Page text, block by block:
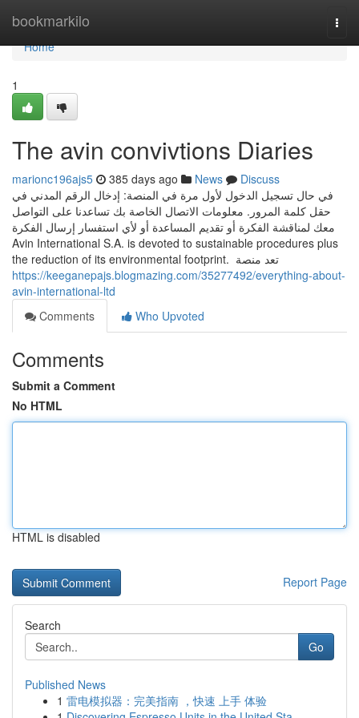
bookmarkilo
Home
Home
1
The avin convivtions Diaries
marionc196ajs5 385 days ago News
Discuss
في حال تسجيل الدخول لأول مرة في المنصة: إدخال الرقم المدني في
حقل كلمة المرور. معلومات الاتصال الخاصة بك تساعدنا على التواصل
معك لمناقشة الفكرة أو تقديم المساعدة أو لأي استفسار إرسال الفكرة
Avin International S.A. is devoted to sustainable procedures plus
the reduction of its environmental footprint. تعد منصة
https://keeganepajs.blogmazing.com/35277492/everything-about-
avin-international-ltd
Comments
Who Upvoted
Comments
Submit a Comment
No HTML
HTML is disabled
Report Page
Search
Go
Published News
1 雷电模拟器：完美指南 ，快速 上手 体验